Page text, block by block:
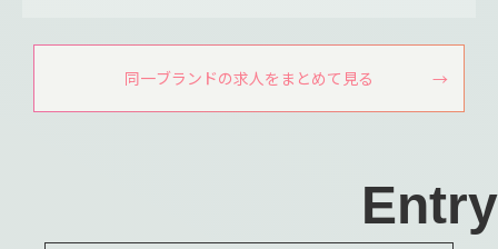
同一ブランドの求人をまとめて見る
Entry